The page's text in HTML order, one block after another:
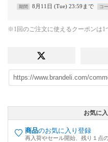
期間 8月11日 (Tue) 23:59まで コ
※1回のご注文に使えるクーポンは1
お気に
商品のお気に入り登録
再入荷やセール開始、残り１点